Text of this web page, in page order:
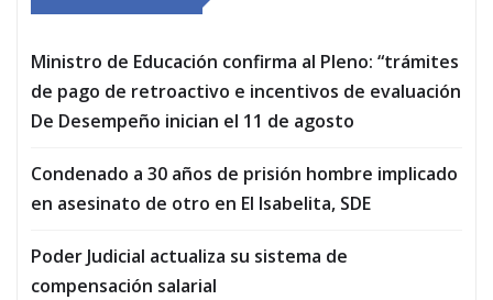
Ministro de Educación confirma al Pleno: “trámites
de pago de retroactivo e incentivos de evaluación
De Desempeño inician el 11 de agosto
Condenado a 30 años de prisión hombre implicado
en asesinato de otro en El Isabelita, SDE
Poder Judicial actualiza su sistema de
compensación salarial